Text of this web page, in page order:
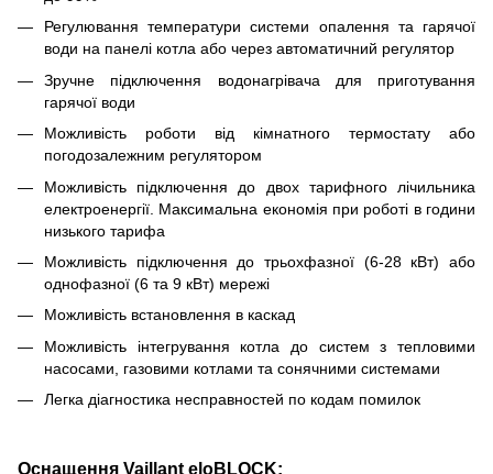
Регулювання температури системи опалення та гарячої
води на панелі котла або через автоматичний регулятор
Зручне підключення водонагрівача для приготування
гарячої води
Можливість роботи від кімнатного термостату або
погодозалежним регулятором
Можливість підключення до двох тарифного лічильника
електроенергії. Максимальна економія при роботі в години
низького тарифа
Можливість підключення до трьохфазної (6-28 кВт) або
однофазної (6 та 9 кВт) мережі
Можливість встановлення в каскад
Можливість інтегрування котла до систем з тепловими
насосами, газовими котлами та сонячними системами
Легка діагностика несправностей по кодам помилок
Оснащення Vaillant eloBLOCK: